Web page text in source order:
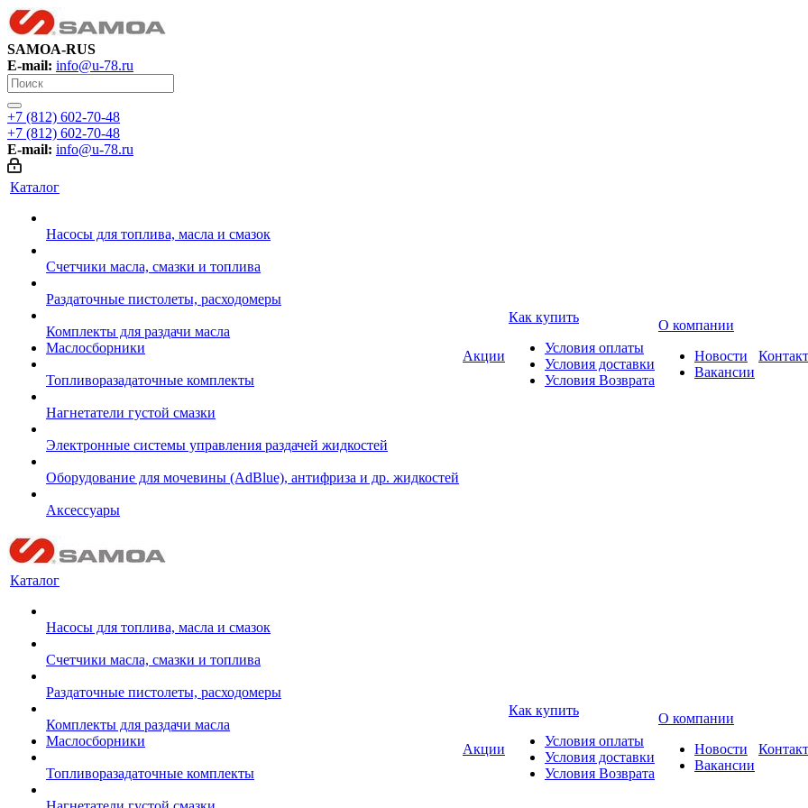
SAMOA-RUS
E-mail: info@u-78.ru
+7 (812) 602-70-48
+7 (812) 602-70-48
E-mail: info@u-78.ru
Каталог
Насосы для топлива, масла и смазок
Счетчики масла, смазки и топлива
Раздаточные пистолеты, расходомеры
Комплекты для раздачи масла
Маслосборники
Топливоразадаточные комплекты
Нагнетатели густой смазки
Электронные системы управления раздачей жидкостей
Оборудование для мочевины (AdBlue), антифриза и др. жидкостей
Аксессуары
Акции
Как купить
Условия оплаты
Условия доставки
Условия Возврата
О компании
Новости
Вакансии
Каталог
Насосы для топлива, масла и смазок
Счетчики масла, смазки и топлива
Раздаточные пистолеты, расходомеры
Комплекты для раздачи масла
Маслосборники
Топливоразадаточные комплекты
Акции
Как купить
Условия оплаты
Условия доставки
Условия Возврата
О компании
Новости
Вакансии